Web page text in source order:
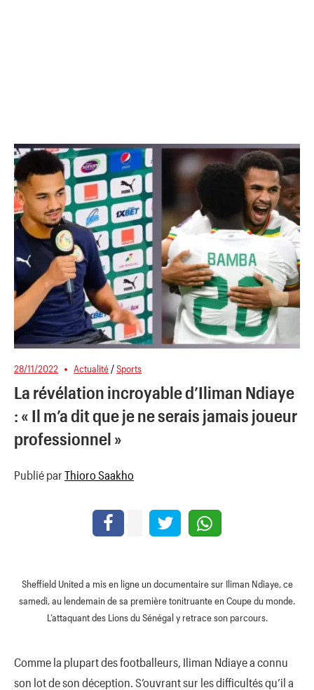
28/11/2022 Actualité /Sports
La révélation incroyable d’Iliman Ndiaye
: « Il m’a dit que je ne serais jamais joueur
professionnel »
Publié par Thioro Saakho
Sheffield United a mis en ligne un documentaire sur Iliman Ndiaye, ce
samedi, au lendemain de sa première tonitruante en Coupe du monde.
L’attaquant des Lions du Sénégal y retrace son parcours.
Comme la plupart des footballeurs, Iliman Ndiaye a connu
son lot de son déception. S’ouvrant sur les difficultés qu’il a